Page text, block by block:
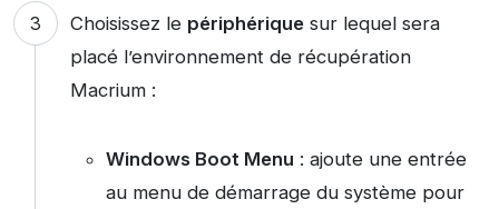
Choisissez le périphériquesur lequel sera
placé l’environnement de récupération
Macrium :
Windows Boot Menu : ajoute une entrée
au menu de démarrage du système pour